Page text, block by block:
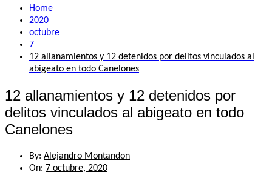
Home
2020
octubre
7
12 allanamientos y 12 detenidos por delitos vinculados al
abigeato en todo Canelones
12 allanamientos y 12 detenidos por
delitos vinculados al abigeato en todo
Canelones
By: Alejandro Montandon
On: 7 octubre, 2020